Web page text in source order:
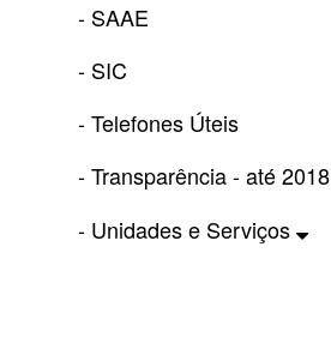
- SAAE
- SIC
- Telefones Úteis
- Transparência - até 2018
- Unidades e Serviços